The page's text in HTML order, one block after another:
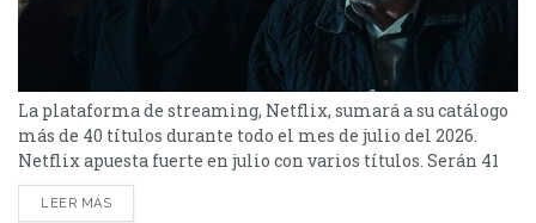
La plataforma de streaming, Netflix, sumará a su catálogo
más de 40 títulos durante todo el mes de julio del 2026.
Netflix apuesta fuerte en julio con varios títulos. Serán 41
en total, entre los que se destacan: La casa de la pradera,
Heartstopper Forever y Enola Holmes 3. La lista completa,
LEER MÁS